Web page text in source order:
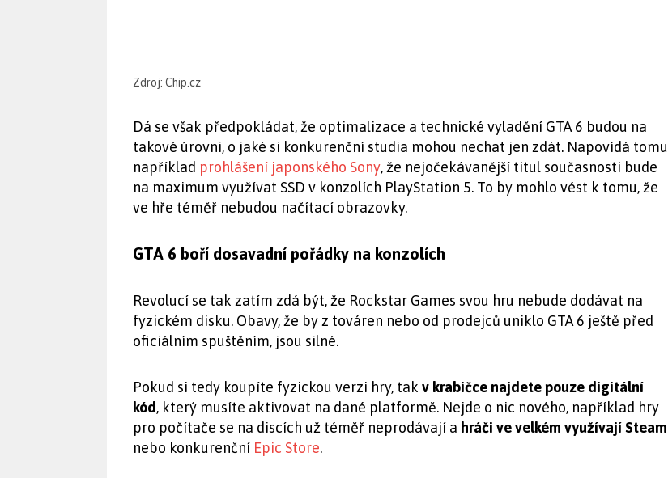
Zdroj: Chip.cz
Dá se však předpokládat, že optimalizace a technické vyladění GTA 6 budou na
takové úrovni, o jaké si konkurenční studia mohou nechat jen zdát. Napovídá tomu
například prohlášení japonského Sony, že nejočekávanější titul současnosti bude
na maximum využívat SSD v konzolích PlayStation 5. To by mohlo vést k tomu, že
ve hře téměř nebudou načítací obrazovky.
GTA 6 boří dosavadní pořádky na konzolích
Revolucí se tak zatím zdá být, že Rockstar Games svou hru nebude dodávat na
fyzickém disku. Obavy, že by z továren nebo od prodejců uniklo GTA 6 ještě před
oficiálním spuštěním, jsou silné.
Pokud si tedy koupíte fyzickou verzi hry, tak v krabičce najdete pouze digitální
kód, který musíte aktivovat na dané platformě. Nejde o nic nového, například hry
pro počítače se na discích už téměř neprodávají a hráči ve velkém využívají Steam
nebo konkurenční Epic Store.